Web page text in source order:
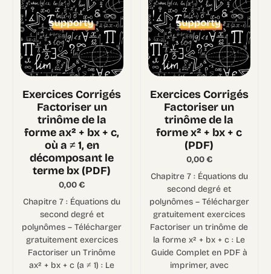
Exercices Corrigés
Factoriser un
trinôme de la
forme ax² + bx + c,
où a ≠ 1, en
décomposant le
terme bx (PDF)
0,00€
Chapitre 7 : Équations du
second degré et
polynômes – Télécharger
gratuitement exercices
Factoriser un Trinôme
ax² + bx + c (a ≠ 1) : Le
Exercices Corrigés
Factoriser un
trinôme de la
forme x² + bx + c
(PDF)
0,00€
Chapitre 7 : Équations du
second degré et
polynômes – Télécharger
gratuitement exercices
Factoriser un trinôme de
la forme x² + bx + c : Le
Guide Complet en PDF à
imprimer, avec